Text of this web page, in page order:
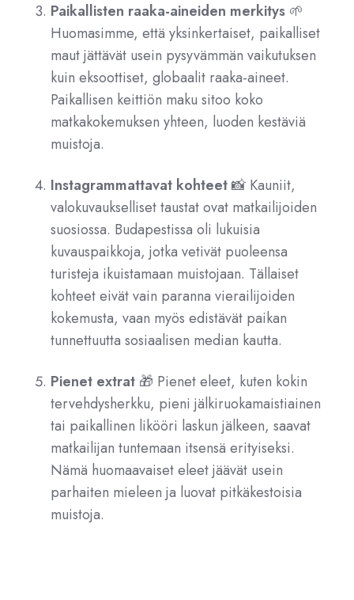
Paikallisten raaka-aineiden merkitys 🌱
Huomasimme, että yksinkertaiset, paikalliset
maut jättävät usein pysyvämmän vaikutuksen
kuin eksoottiset, globaalit raaka-aineet.
Paikallisen keittiön maku sitoo koko
matkakokemuksen yhteen, luoden kestäviä
muistoja.
Instagrammattavat kohteet📸 Kauniit,
valokuvaukselliset taustat ovat matkailijoiden
suosiossa. Budapestissa oli lukuisia
kuvauspaikkoja, jotka vetivät puoleensa
turisteja ikuistamaan muistojaan. Tällaiset
kohteet eivät vain paranna vierailijoiden
kokemusta, vaan myös edistävät paikan
tunnettuutta sosiaalisen median kautta.
Pienet extrat 🎁 Pienet eleet, kuten kokin
tervehdysherkku, pieni jälkiruokamaistiainen
tai paikallinen likööri laskun jälkeen, saavat
matkailijan tuntemaan itsensä erityiseksi.
Nämä huomaavaiset eleet jäävät usein
parhaiten mieleen ja luovat pitkäkestoisia
muistoja.